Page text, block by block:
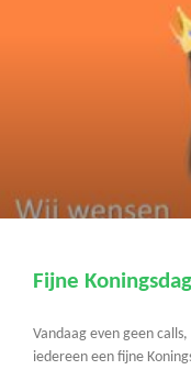
Fijne Koningsdag
Vandaag even geen
iedereen een fijne